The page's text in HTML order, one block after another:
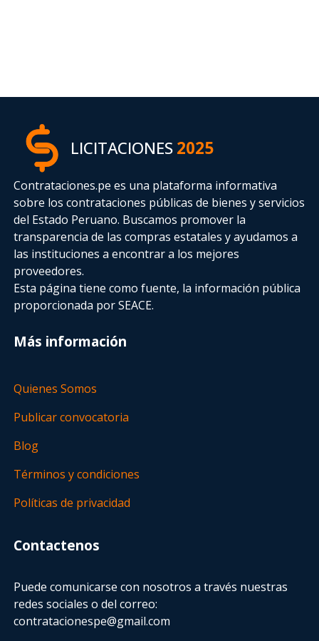
LICITACIONES2025
Contrataciones.pe es una plataforma informativa
sobre los contrataciones públicas de bienes y servicios
del Estado Peruano. Buscamos promover la
transparencia de las compras estatalesy ayudamos a
las instituciones a encontrar a los mejores
proveedores.
Esta página tiene como fuente, la información pública
proporcionada por SEACE.
Más información
Quienes Somos
Publicar convocatoria
Blog
Términos y condiciones
Políticas de privacidad
Contactenos
Puede comunicarse con nosotros a través nuestras
redes sociales o del correo:
contratacionespe@gmail.com